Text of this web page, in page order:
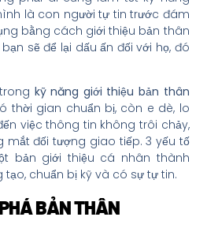
là con người tự tin trước đám
bằng cách giới thiệu bản thân
sẽ để lại dấu ấn đối với họ, đó
kỹ năng giới thiệu bản thân
thời gian chuẩn bị, còn e dè, lo
việc thông tin không trôi chảy,
mắt đối tượng giao tiếp. 3 yếu tố
bản giới thiệu cá nhân thành
chuẩn bị kỹ và có sự tự tin.
BẢN THÂN